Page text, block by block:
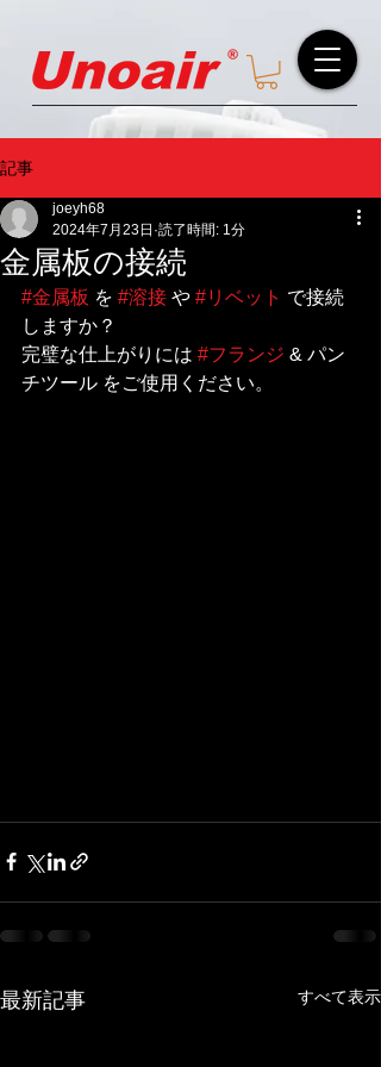
記事
金属板の接続
joeyh68
2024年7月23日 読了時間: 1分
#金属板 を #溶接 や #リベット で接続
しますか？
完璧な仕上がりには #フランジ & パン
チツール をご使用ください。
最新記事 すべて表示